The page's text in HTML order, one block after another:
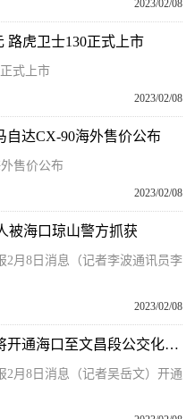
2023/02/08
路虎卫士130正式上市
式上市
2023/02/08
自达CX-90海外售价公布
售价公布
2023/02/08
被海口琼山警方抓获
2月8日消息（记者李波通讯员李
2023/02/08
环球快资讯丨市县两会｜文昌将开通海口至文昌段公交化列车
月8日消息（记者吴岳文）开通